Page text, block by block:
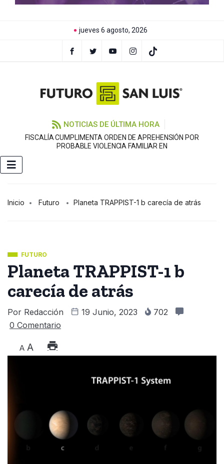
jueves 6 agosto, 2026
NOTICIAS DE ÚLTIMA HORA
FISCALÍA CUMPLIMENTA ORDEN DE APREHENSIÓN POR
PROBABLE VIOLENCIA FAMILIAR EN
Inicio Futuro Planeta TRAPPIST-1 b carecía de atrás
FUTURO
Planeta TRAPPIST-1 b
carecía de atrás
Por Redacción 19 Junio, 2023
702
0 Comentario
A A